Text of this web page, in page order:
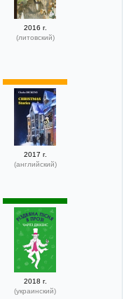
2016 г.
(литовский)
2017 г.
(английский)
2018 г.
(украинский)